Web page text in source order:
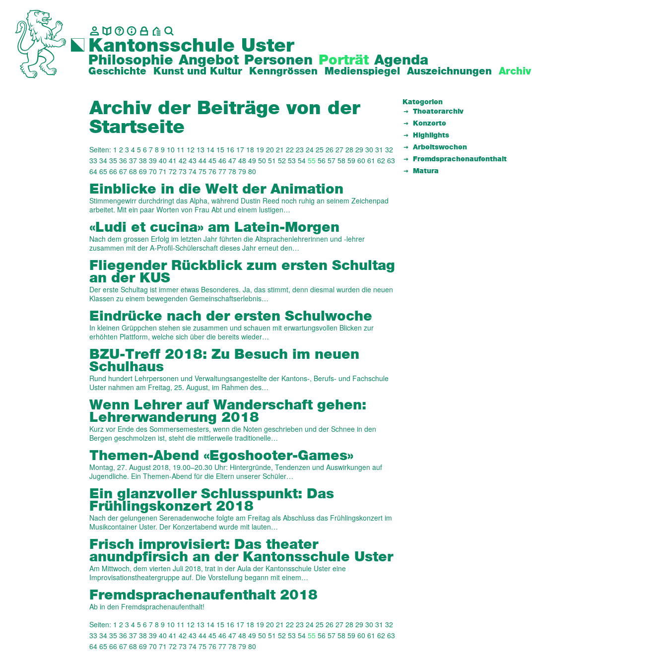
Kantonsschule Uster
Philosophie Angebot Personen Porträt
Geschichte Kunst und Kultur Kenngrössen Medienspiegel Auszeichnungen Archiv
Agenda
Archiv der Beiträge von der
Startseite
Seiten: 1 2 3 4 5 6 7 8 9 10 11 12 13 14 15 16 17 18 19 20 21 22 23 24 25 26 27 28 29 30 31 32
33 34 35 36 37 38 39 40 41 42 43 44 45 46 47 48 49 50 51 52 53 54 55 56 57 58 59 60 61 62 63
64 65 66 67 68 69 70 71 72 73 74 75 76 77 78 79 80
Einblicke in die Welt der Animation
Stimmengewirr durchdringt das Alpha, während Dustin Reed noch ruhig an seinem Zeichenpad
arbeitet. Mit ein paar Worten von Frau Abt und einem lustigen…
«Ludi et cucina» am Latein-Morgen
Nach dem grossen Erfolg im letzten Jahr führten die Altsprachenlehrerinnen und -lehrer
zusammen mit der A-Profil-Schülerschaft dieses Jahr erneut den…
Fliegender Rück­blick zum ersten Schul­tag
an der KUS
Der erste Schultag ist immer etwas Besonderes. Ja, das stimmt, denn diesmal wurden die neuen
Klassen zu einem bewegenden Gemeinschaftserlebnis…
Eindrücke nach der ersten Schulwoche
In kleinen Grüppchen stehen sie zusammen und schauen mit erwartungsvollen Blicken zur
erhöhten Plattform, welche sich über die bereits wieder…
BZU-Treff 2018: Zu Besuch im neuen
Schulhaus
Rund hundert Lehrpersonen und Verwaltungsangestellte der Kantons-, Berufs- und Fachschule
Uster nahmen am Freitag, 25. August, im Rahmen des…
Wenn Lehrer auf Wander­schaft gehen:
Lehrer­wanderung 2018
Kurz vor Ende des Sommersemesters, wenn die Noten geschrieben und der Schnee in den
Bergen geschmolzen ist, steht die mittlerweile traditionelle…
Themen-Abend «Egoshooter-Games»
Montag, 27. August 2018, 19.00–20.30 Uhr: Hintergründe, Tendenzen und Auswirkungen auf
Jugendliche. Ein Themen-Abend für die Eltern unserer Schüler…
Ein glanzvoller Schluss­punkt: Das
Frühlings­konzert 2018
Nach der gelungenen Serenadenwoche folgte am Freitag als Abschluss das Frühlingskonzert im
Musikcontainer Uster. Der Konzertabend wurde mit lauten…
Frisch impro­visiert: Das theater
anundpfirsich an der Kantons­schule Uster
Am Mittwoch, dem vierten Juli 2018, trat in der Aula der Kantonsschule Uster eine
Improvisationstheatergruppe auf. Die Vorstellung begann mit einem…
Fremd­sprachen­auf­enthalt 2018
Ab in den Fremdsprachenaufenthalt!
Seiten: 1 2 3 4 5 6 7 8 9 10 11 12 13 14 15 16 17 18 19 20 21 22 23 24 25 26 27 28 29 30 31 32
33 34 35 36 37 38 39 40 41 42 43 44 45 46 47 48 49 50 51 52 53 54 55 56 57 58 59 60 61 62 63
64 65 66 67 68 69 70 71 72 73 74 75 76 77 78 79 80
Kategorien
Theaterarchiv
Konzerte
Highlights
Arbeitswochen
Fremdsprachenaufenthalt
Matura